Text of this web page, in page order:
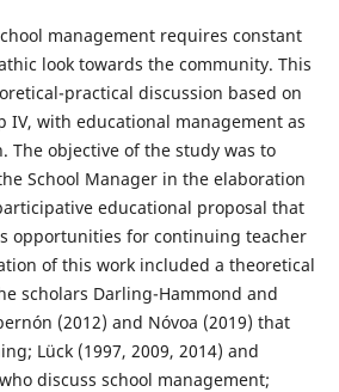
management requires constant
look towards the community. This
practical discussion based on
IV, with educational management as
The objective of the study was to
School Manager in the elaboration
educational proposal that
opportunities for continuing teacher
of this work included a theoretical
scholars Darling-Hammond and
(2012) and Nóvoa (2019) that
Lück (1997, 2009, 2014) and
discuss school management;